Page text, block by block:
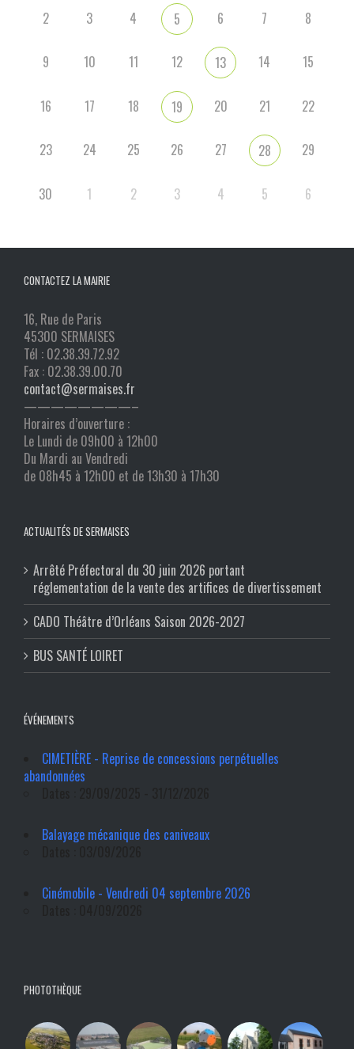
2 3 4 5 6 7 8
9 10 11 12 13 14 15
16 17 18 19 20 21 22
23 24 25 26 27 28 29
30 1 2 3 4 5 6
CONTACTEZ LA MAIRIE
16, Rue de Paris
45300 SERMAISES
Tél : 02.38.39.72.92
Fax : 02.38.39.00.70
contact@sermaises.fr
————————–
Horaires d’ouverture :
Le Lundi de 09h00 à 12h00
Du Mardi au Vendredi
de 08h45 à 12h00 et de 13h30 à 17h30
ACTUALITÉS DE SERMAISES
Arrêté Préfectoral du 30 juin 2026 portant
réglementation de la vente des artifices de divertissement
CADO Théâtre d’Orléans Saison 2026-2027
BUS SANTÉ LOIRET
ÉVÉNEMENTS
CIMETIÈRE - Reprise de concessions perpétuelles
abandonnées
Balayage mécanique des caniveaux
Cinémobile - Vendredi 04 septembre 2026
PHOTOTHÈQUE